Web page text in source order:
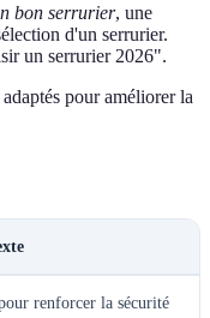
bon serrurier, une
d'un serrurier.
un serrurier 2026".
pour améliorer la
renforcer la sécurité